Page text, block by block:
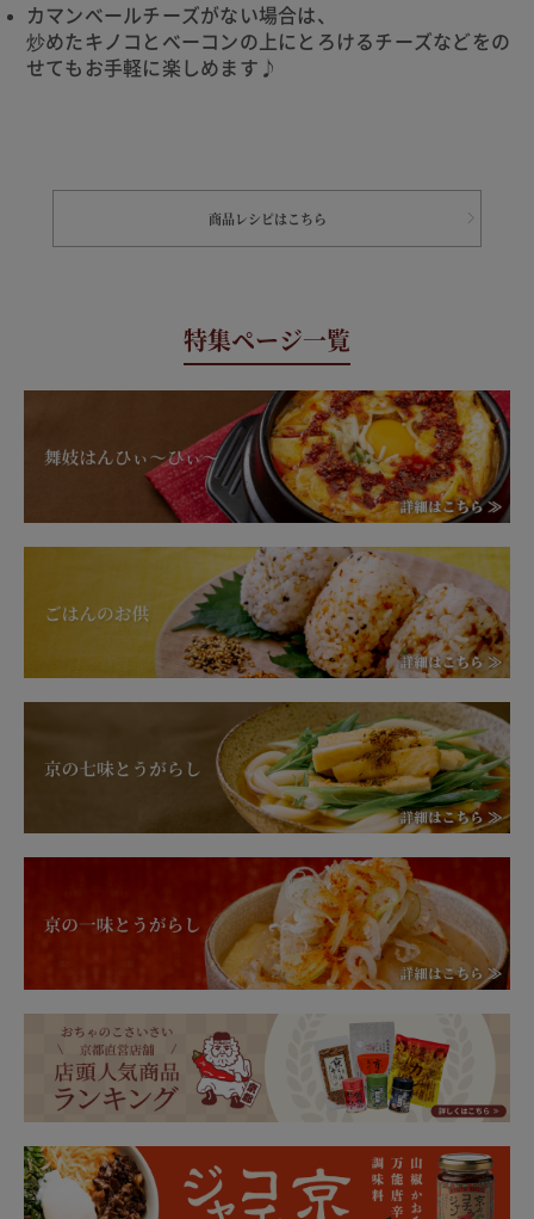
カマンベールチーズがない場合は、
炒めたキノコとベーコンの上にとろけるチーズなどをの
せてもお手軽に楽しめます♪
商品レシピはこちら
特集ページ一覧